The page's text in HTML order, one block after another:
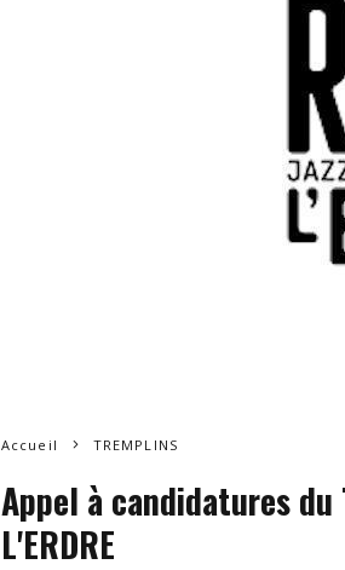
Accueil TREMPLINS
Appel à candidatures du
L'ERDRE